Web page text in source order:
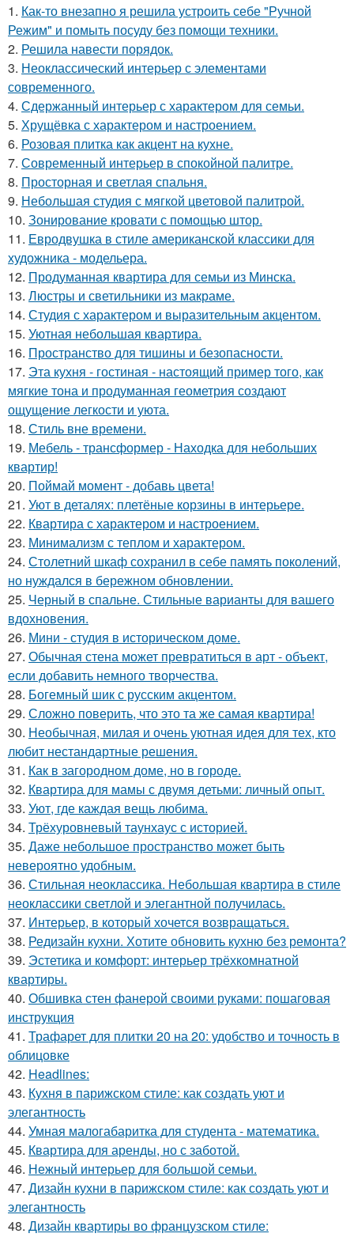
1. Как-то внезапно я решила устроить себе "Ручной
Режим" и помыть посуду без помощи техники.
2. Решила навести порядок.
3. Неоклассический интерьер с элементами
современного.
4. Сдержанный интерьер с характером для семьи.
5. Хрущёвка с характером и настроением.
6. Розовая плитка как акцент на кухне.
7. Современный интерьер в спокойной палитре.
8. Просторная и светлая спальня.
9. Небольшая студия с мягкой цветовой палитрой.
10. Зонирование кровати с помощью штор.
11. Евродвушка в стиле американской классики для
художника - модельера.
12. Продуманная квартира для семьи из Минска.
13. Люстры и светильники из макраме.
14. Студия с характером и выразительным акцентом.
15. Уютная небольшая квартира.
16. Пространство для тишины и безопасности.
17. Эта кухня - гостиная - настоящий пример того, как
мягкие тона и продуманная геометрия создают
ощущение легкости и уюта.
18. Стиль вне времени.
19. Мебель - трансформер - Находка для небольших
квартир!
20. Поймай момент - добавь цвета!
21. Уют в деталях: плетёные корзины в интерьере.
22. Квартира с характером и настроением.
23. Минимализм с теплом и характером.
24. Столетний шкаф сохранил в себе память поколений,
но нуждался в бережном обновлении.
25. Черный в спальне. Стильные варианты для вашего
вдохновения.
26. Мини - студия в историческом доме.
27. Обычная стена может превратиться в арт - объект,
если добавить немного творчества.
28. Богемный шик с русским акцентом.
29. Сложно поверить, что это та же самая квартира!
30. Необычная, милая и очень уютная идея для тех, кто
любит нестандартные решения.
31. Как в загородном доме, но в городе.
32. Квартира для мамы с двумя детьми: личный опыт.
33. Уют, где каждая вещь любима.
34. Трёхуровневый таунхаус с историей.
35. Даже небольшое пространство может быть
невероятно удобным.
36. Стильная неоклассика. Небольшая квартира в стиле
неоклассики светлой и элегантной получилась.
37. Интерьер, в который хочется возвращаться.
38. Редизайн кухни. Хотите обновить кухню без ремонта?
39. Эстетика и комфорт: интерьер трёхкомнатной
квартиры.
40. Обшивка стен фанерой своими руками: пошаговая
инструкция
41. Трафарет для плитки 20 на 20: удобство и точность в
облицовке
42. Headlines:
43. Кухня в парижском стиле: как создать уют и
элегантность
44. Умная малогабаритка для студента - математика.
45. Квартира для аренды, но с заботой.
46. Нежный интерьер для большой семьи.
47. Дизайн кухни в парижском стиле: как создать уют и
элегантность
48. Дизайн квартиры во французском стиле: